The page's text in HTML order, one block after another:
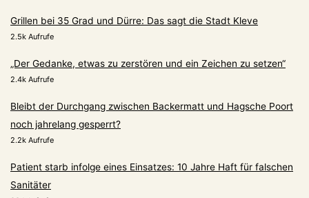
Grillen bei 35 Grad und Dürre: Das sagt die Stadt Kleve
2.5k Aufrufe
„Der Gedanke, etwas zu zerstören und ein Zeichen zu setzen“
2.4k Aufrufe
Bleibt der Durchgang zwischen Backermatt und Hagsche Poort
noch jahrelang gesperrt?
2.2k Aufrufe
Patient starb infolge eines Einsatzes: 10 Jahre Haft für falschen
Sanitäter